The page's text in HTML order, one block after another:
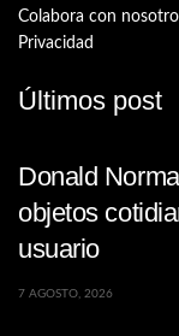
Colabora con
Privacidad
Últimos post
Donald
objetos
usuario
7 AGOSTO, 2026